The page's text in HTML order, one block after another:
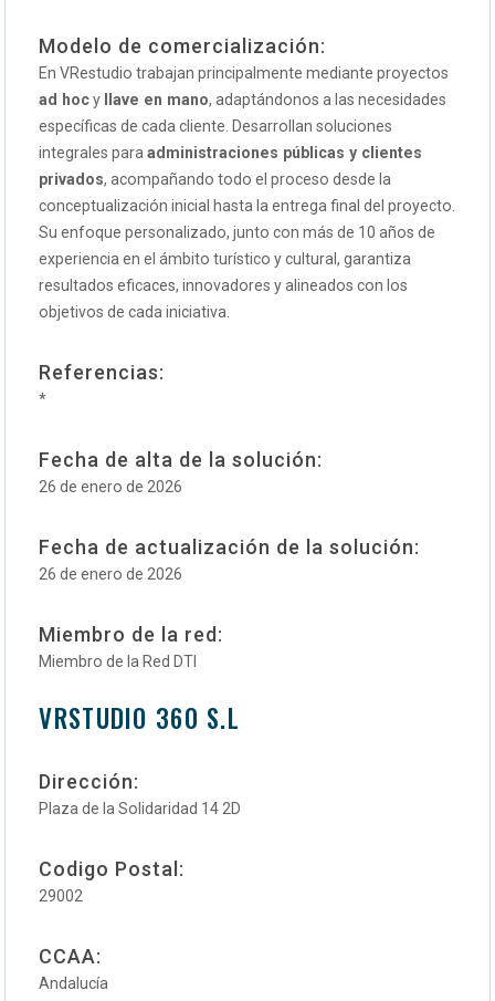
Modelo de comercialización:
En VRestudio trabajan principalmente mediante proyectos
ad hocy llave en mano, adaptándonos a las necesidades
específicas de cada cliente. Desarrollan soluciones
integrales paraadministraciones públicas y clientes
privados, acompañando todo el proceso desde la
conceptualización inicial hasta la entrega final del proyecto.
Su enfoque personalizado, junto con más de 10 años de
experiencia en el ámbito turístico y cultural, garantiza
resultados eficaces, innovadores y alineados con los
objetivos de cada iniciativa.
Referencias:
*
Fecha de alta de la solución:
26 de enero de 2026
Fecha de actualización de la solución:
26 de enero de 2026
Miembro de la red:
Miembro de la Red DTI
VRSTUDIO 360 S.L
Dirección:
Plaza de la Solidaridad 14 2D
Codigo Postal:
29002
CCAA:
Andalucía